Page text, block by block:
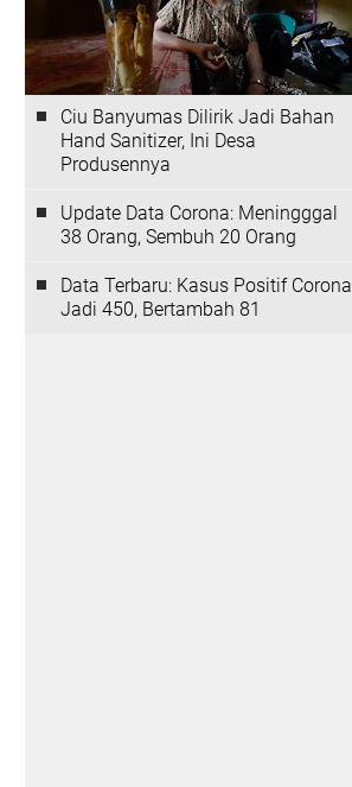
Ciu Banyumas Dilirik Jadi Bahan
Hand Sanitizer, Ini Desa
Produsennya
Update Data Corona: Meningggal
38 Orang, Sembuh 20 Orang
Data Terbaru: Kasus Positif Corona
Jadi 450, Bertambah 81